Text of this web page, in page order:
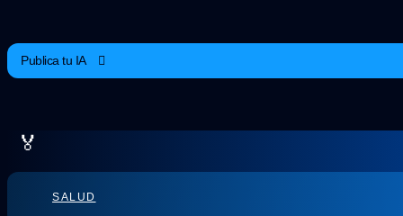
Publica tu IA
🏅
SALUD